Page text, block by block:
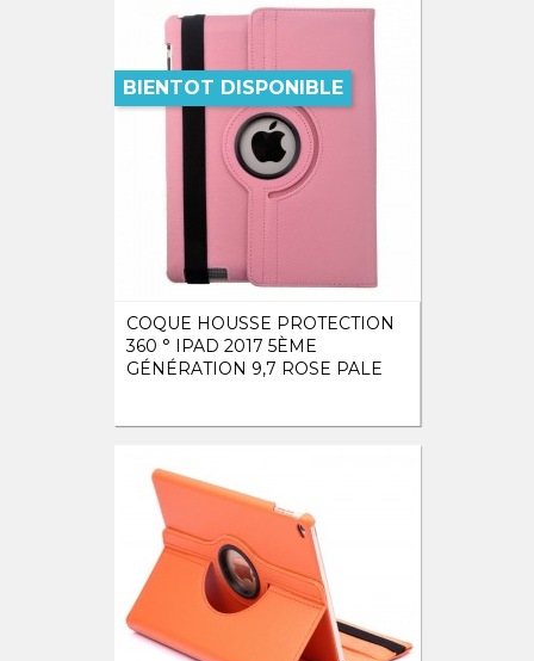
COQUE HOUSSE PROTECTION
360 ° IPAD 2017 5ÈME
GÉNÉRATION 9,7 ROSE PALE
BIENTOT DISPONIBLE